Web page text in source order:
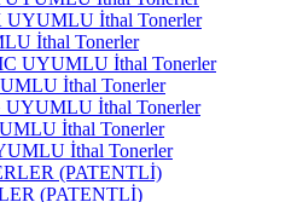
İthal Tonerler
İthal Tonerler
UYUMLU İthal Tonerler
İthal Tonerler
UYUMLU İthal Tonerler
İthal Tonerler
İthal Tonerler
(PATENTLİ)